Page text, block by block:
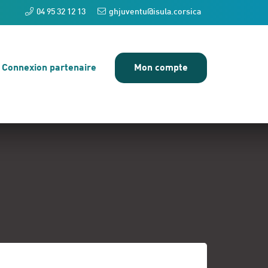
04 95 32 12 13 ghjuventu@isula.corsica
Connexion partenaire Mon compte